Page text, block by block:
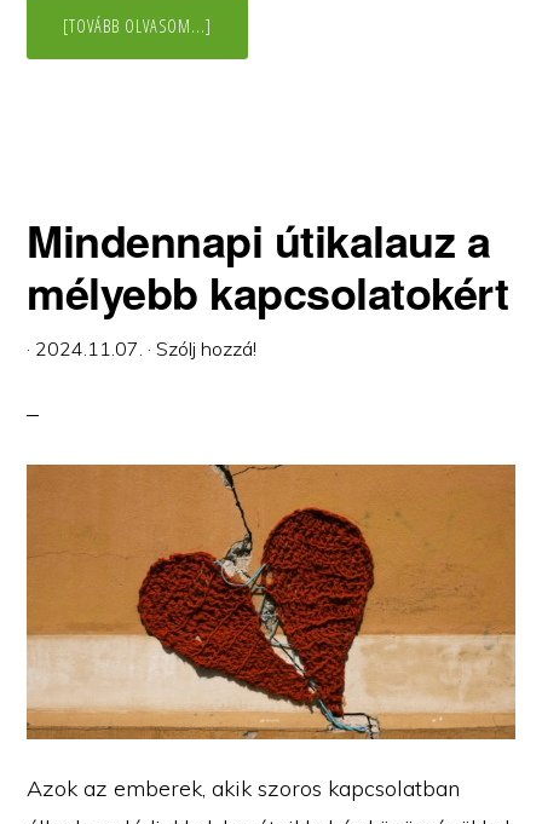
[TOVÁBB OLVASOM...]
–
Mindennapi útikalauz a
mélyebb kapcsolatokért
· 2024.11.07. ·Szólj hozzá!
Azok az emberek, akik szoros kapcsolatban